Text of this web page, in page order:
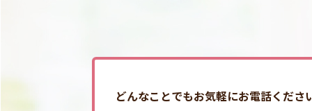
どんなことでもお気軽にお電話くださ